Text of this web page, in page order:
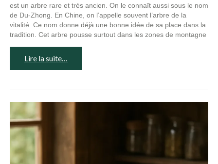
est un arbre rare et très ancien. On le connaît aussi sous le nom
de Du-Zhong. En Chine, on l’appelle souvent l’arbre de la
vitalité. Ce nom donne déjà une bonne idée de sa place dans la
tradition. Cet arbre pousse surtout dans les zones de montagne
Lire la suite…